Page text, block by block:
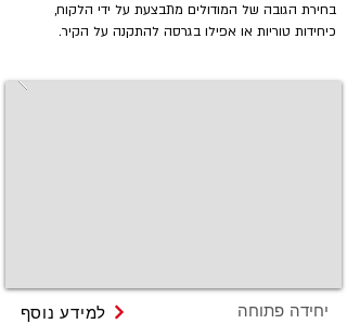
בחירת הגובה של המודולים מתבצעת על ידי הלקוח,
כיחידות טוריות או אפילו בגרסה להתקנה על הקיר.
למידע נוסף